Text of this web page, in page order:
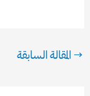
→ المقالة السابقة